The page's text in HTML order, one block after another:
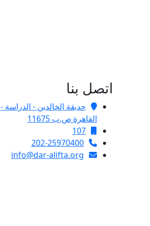
اتصل بنا
حديقة الخالدين - الدراسة -
القاهرة ص.ب 11675
107
202-25970400
info@dar-alifta.org